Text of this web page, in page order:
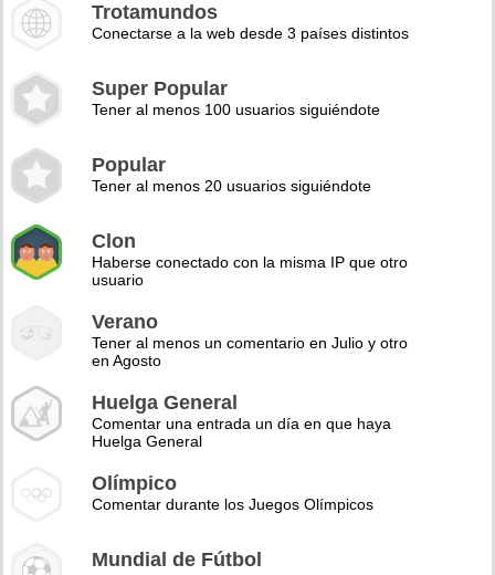
Trotamundos
Conectarse a la web desde 3 países distintos
Super Popular
Tener al menos 100 usuarios siguiéndote
Popular
Tener al menos 20 usuarios siguiéndote
Clon
Haberse conectado con la misma IP que otro
usuario
Verano
Tener al menos un comentario en Julio y otro
en Agosto
Huelga General
Comentar una entrada un día en que haya
Huelga General
Olímpico
Comentar durante los Juegos Olímpicos
Mundial de Fútbol